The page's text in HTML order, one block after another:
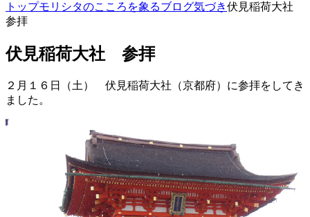
トップモリシタの​こころを​象る​ブログ気づき伏見稲荷大社
参拝
伏見稲荷大社 参拝
２月１６日（土） 伏見稲荷大社（京都府）に参拝をしてき
ました。